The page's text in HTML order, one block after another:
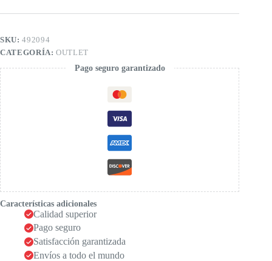
cantidad
SKU:492094
CATEGORÍA:OUTLET
Pago seguro garantizado
Características adicionales
Calidad superior
Pago seguro
Satisfacción garantizada
Envíos a todo el mundo